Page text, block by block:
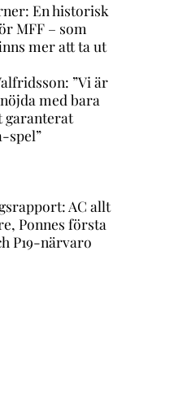
En historisk
MFF – som
mer att ta ut
”Vi är
med bara
garanterat
spel”
AC allt
Ponnes första
P19-närvaro